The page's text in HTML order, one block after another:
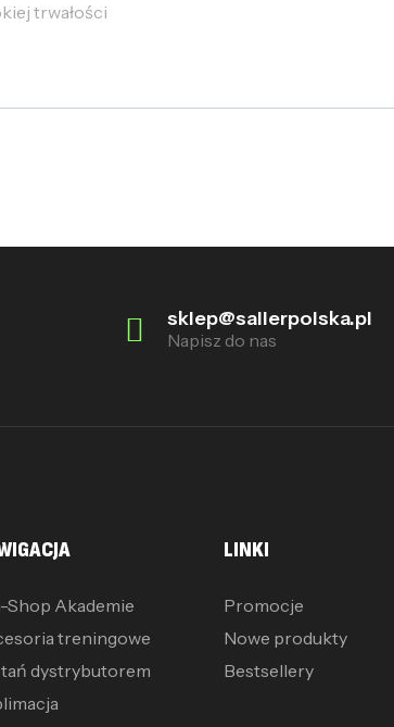
trwałości
sklep@sallerpolska.pl
Napisz do nas
Shop Akademie
treningowe
dystrybutorem
LINKI
Promocje
Nowe produkty
Bestsellery